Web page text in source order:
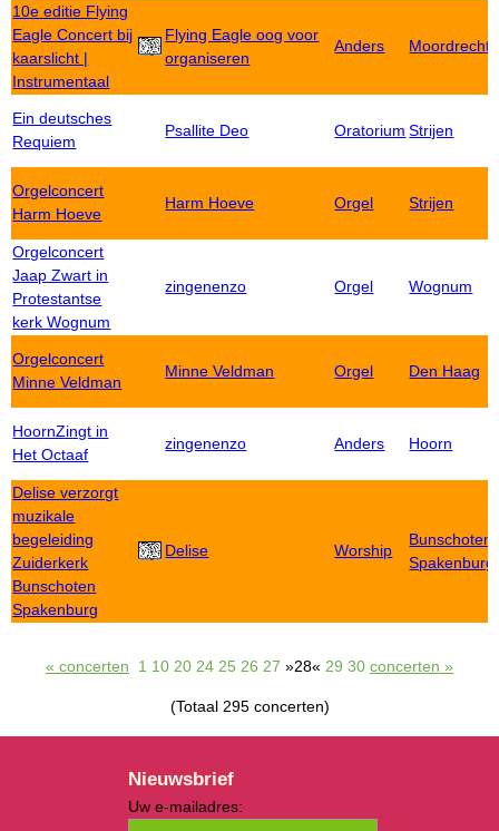
10e editie Flying
Eagle Concert bij
kaarslicht |
Instrumentaal
Flying Eagle oog voor
organiseren
Anders Moordrecht
Ein deutsches
Requiem
Psallite Deo Oratorium Strijen
Orgelconcert
Harm Hoeve
Harm Hoeve Orgel Strijen
Orgelconcert
Jaap Zwart in
Protestantse
kerk Wognum
zingenenzo Orgel Wognum
Orgelconcert
Minne Veldman
Minne Veldman Orgel Den Haag
HoornZingt in
Het Octaaf
zingenenzo Anders Hoorn
Delise verzorgt
muzikale
begeleiding
Zuiderkerk
Bunschoten
Spakenburg
Delise Worship
Bunschoten-
Spakenburg
« concerten 1 10 20 24 25 26 27 »28« 29 30 concerten »
(Totaal 295 concerten)
Nieuwsbrief
Uw e-mailadres: